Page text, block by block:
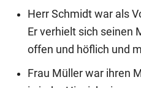
Herr Schmidt war als
Er verhielt sich seinen
offen und höflich und
Frau Müller war ihren